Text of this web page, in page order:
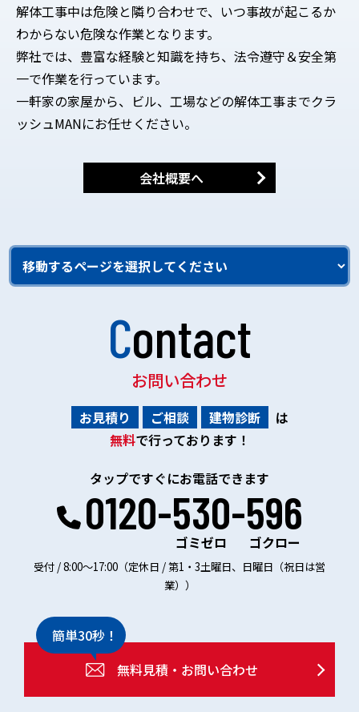
解体工事中は危険と隣り合わせで、いつ事故が起こるか
わからない危険な作業となります。
弊社では、豊富な経験と知識を持ち、法令遵守＆安全第
一で作業を行っています。
一軒家の家屋から、ビル、工場などの解体工事までクラ
ッシュMANにお任せください。
会社概要へ
Contact
お問い合わせ
お見積り ご相談 建物診断
は
無料で行っております！
タップですぐにお電話できます
0120-530-596
ゴミゼロ ゴクロー
受付 / 8:00～17:00（定休日 / 第1・3土曜日、日曜日（祝日は営
業））
簡単30秒！
無料見積・お問い合わせ